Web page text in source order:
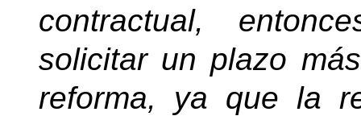
contractual,
solicitar un plazo
reforma, ya que la